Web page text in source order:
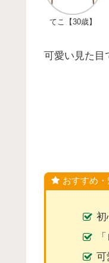
てこ【30歳】
可愛い見た目
おすすめ
初
可